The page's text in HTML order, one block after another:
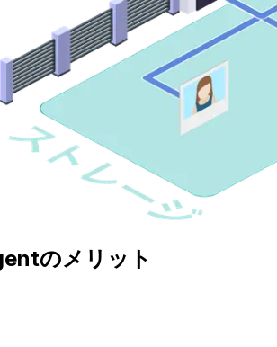
のメリット